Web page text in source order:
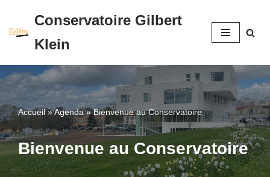
Aller
contenu
Conservatoire Gilbert
Klein
Accueil»Agenda»Bienvenue au Conservatoire
Bienvenue au Conservatoire